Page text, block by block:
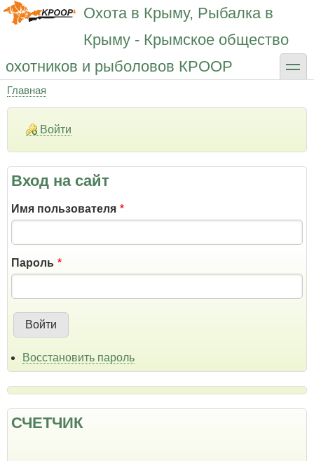
Перейти
Охота в Крыму, Рыбалка в
Крыму - Крымское общество
охотников и рыболовов КРООР
toggle
Строка
навигации
Главная
Войти
Вход на сайт
Имя пользователя
Пароль
Восстановить пароль
СЧЕТЧИК